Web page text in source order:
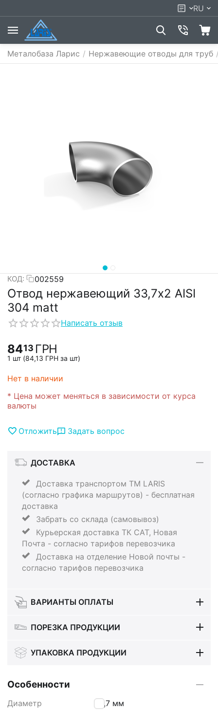
RU
Металобаза Ларис / Нержавеющие отводы для труб
КОД: 002559
Отвод нержавеющий 33,7х2 AISI
304 matt
Написать отзыв
8413 ГРН
1 шт (84,13 ГРН за шт)
Нет в наличии
* Цена может меняться в зависимости от курса
валюты
Отложить Задать вопрос
ДОСТАВКА
Доставка транспортом ТМ LARIS
(согласно графика маршрутов) - бесплатная
доставка
Забрать со склада (самовывоз)
Курьерская доставка ТК САТ, Новая
Почта - согласно тарифов перевозчика
Доставка на отделение Новой почты -
согласно тарифов перевозчика
ВАРИАНТЫ ОПЛАТЫ
ПОРЕЗКА ПРОДУКЦИИ
УПАКОВКА ПРОДУКЦИИ
Особенности
Диаметр
33,7 мм